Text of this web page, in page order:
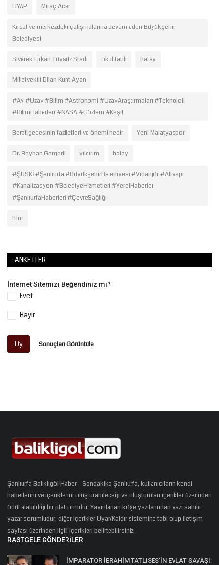
UYAP Miraç Acer
Kırsal ve merkezdeki çalışmalarına devam eden Büyükşehir
Belediyesi
Siverek Firkan Tüysüz Stadı okul tatili hatay
Milletvekili Dilan Kunt Ayan
#Ay #Uzay #Bilim #Astronomi #UzayAraştırmaları #Teknoloji
#BilimHaberleri #NASA #Gözlem #Keşif
Berat gecesinin faziletleri ve önemi nedir Yeni Malatyaspor
Dr. Beyhan Gergerli yıldırım halay
#ŞUSKİ #Şanlıurfa #BüyükşehirBelediyesi #Vidanjör #Altyapı
#Kanalizasyon #BelediyeHizmetleri #YerelHaberler
#ŞanlıurfaHaberleri #ÇevreSağlığı
film
ANKETLER
İnternet Sitemizi Beğendiniz mi?
Evet
Hayır
Oy Sonuçları Görüntüle
Şanlıurfa Balıklıgöl Haber - Sondakika Şanlıurfa, kullanıcıların kendi
haberlerini ve içeriklerini oluşturabileceği ve oluşturulan içerikler üzerinden
ödül alabildiği bir platformdur. Yayınlanan köşe yazılarından yazı sahibi
yazar sorumludur, diğer içerikler Uyar/Kaldır sistemine tabi olup iletişim
sayfası üzerinden ilgili içerikleri belirtebilirsiniz.
RASTGELE GÖNDERILER
İMPARATOR İBRAHİM TATLISES'İN EVLAT SAVAŞI: